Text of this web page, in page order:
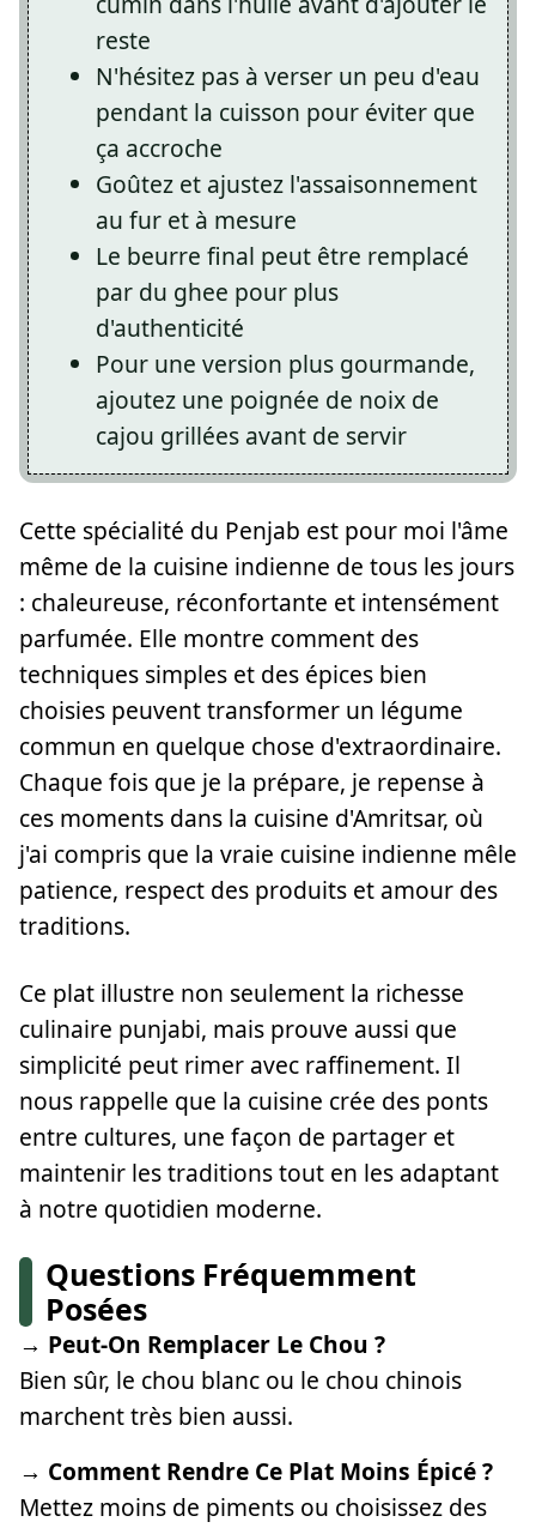
reste
N'hésitez pas à verser un peu d'eau
pendant la cuisson pour éviter que
ça accroche
Goûtez et ajustez l'assaisonnement
au fur et à mesure
Le beurre final peut être remplacé
par du ghee pour plus
d'authenticité
Pour une version plus gourmande,
ajoutez une poignée de noix de
cajou grillées avant de servir
Cette spécialité du Penjab est pour moi l'âme
même de la cuisine indienne de tous les jours
: chaleureuse, réconfortante et intensément
parfumée. Elle montre comment des
techniques simples et des épices bien
choisies peuvent transformer un légume
commun en quelque chose d'extraordinaire.
Chaque fois que je la prépare, je repense à
ces moments dans la cuisine d'Amritsar, où
j'ai compris que la vraie cuisine indienne mêle
patience, respect des produits et amour des
traditions.
Ce plat illustre non seulement la richesse
culinaire punjabi, mais prouve aussi que
simplicité peut rimer avec raffinement. Il
nous rappelle que la cuisine crée des ponts
entre cultures, une façon de partager et
maintenir les traditions tout en les adaptant
à notre quotidien moderne.
Questions Fréquemment
Posées
→ Peut-On Remplacer Le Chou ?
Bien sûr, le chou blanc ou le chou chinois
marchent très bien aussi.
→ Comment Rendre Ce Plat Moins Épicé ?
Mettez moins de piments ou choisissez des